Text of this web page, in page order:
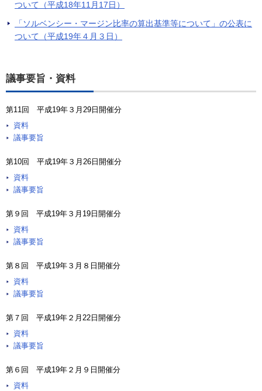
ついて（平成18年11月17日）
「ソルベンシー・マージン比率の算出基準等について」の公表に
ついて（平成19年４月３日）
議事要旨・資料
第11回 平成19年３月29日開催分
資料
議事要旨
第10回 平成19年３月26日開催分
資料
議事要旨
第９回 平成19年３月19日開催分
資料
議事要旨
第８回 平成19年３月８日開催分
資料
議事要旨
第７回 平成19年２月22日開催分
資料
議事要旨
第６回 平成19年２月９日開催分
資料